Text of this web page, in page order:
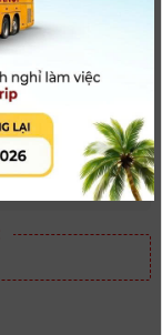
| CHÍNH HÃNG